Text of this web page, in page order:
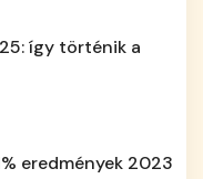
így történik a
eredmények 2023